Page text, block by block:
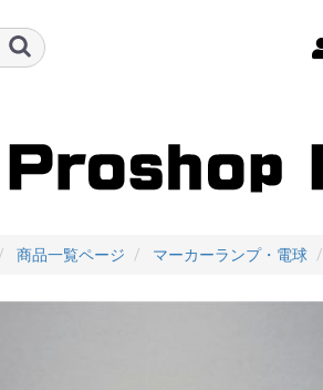
商品一覧ページ マーカーランプ・電球